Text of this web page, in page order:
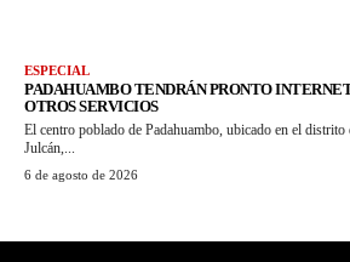
ESPECIAL
PADAHUAMBO TENDRÁN PRONTO
OTROS SERVICIOS
El centro poblado de Padahuambo, ubicado en el
Julcán,...
6 de agosto de 2026